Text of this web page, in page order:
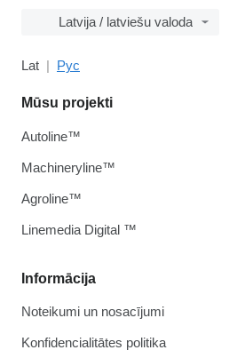
Latvija / latviešu valoda
Lat Рус
Informācija
Noteikumi un nosacījumi
Konfidencialitātes politika
Mūsu projekti
Autoline™
Machineryline™
Agroline™
Linemedia Digital ™